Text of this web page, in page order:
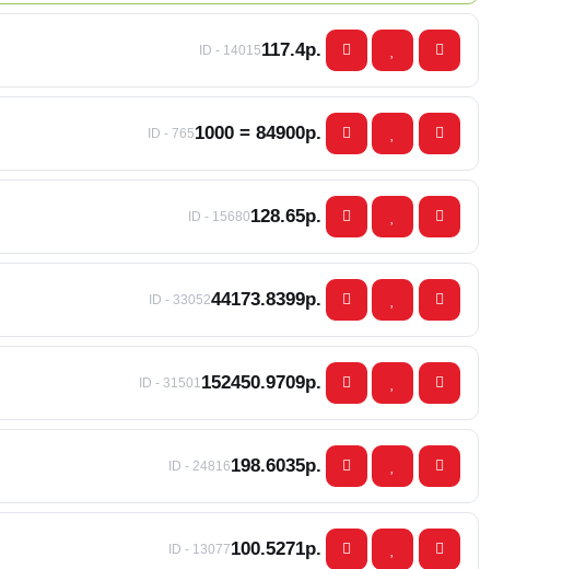
ID - 14015117.4р.
ID - 7651000 = 84900р.
ID - 15680128.65р.
ID - 3305244173.8399р.
ID - 31501 152450.9709р.
ID - 24816198.6035р.
ID - 13077100.5271р.